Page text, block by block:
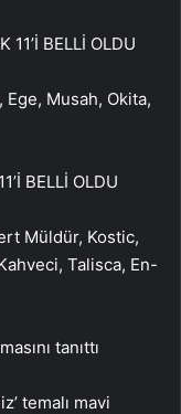
11’İ BELLİ OLDU
Musah, Okita,
BELLİ OLDU
Müldür, Kostic,
Talisca, En-
tanıttı
temalı mavi